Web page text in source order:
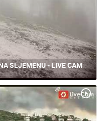
SLJEMENU - LIVE CAM